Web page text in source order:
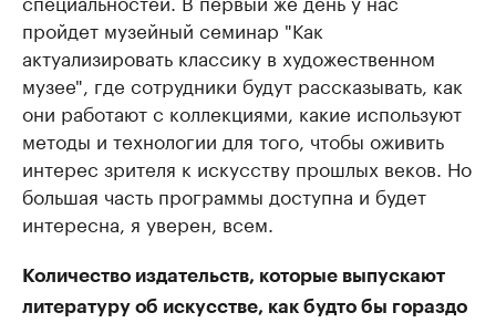
пройдет музейный семинар "Как
актуализировать классику в художественном
музее", где сотрудники будут рассказывать, как
они работают с коллекциями, какие используют
методы и технологии для того, чтобы оживить
интерес зрителя к искусству прошлых веков. Но
большая часть программы доступна и будет
интересна, я уверен, всем.
Количество издательств, которые выпускают
литературу об искусстве, как будто бы гораздо